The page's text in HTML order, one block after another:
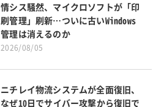
情シス騒然、マイクロソフトが「印
刷管理」刷新…ついに古いWindows
管理は消えるのか
2026/08/05
ニチレイ物流システムが全面復旧、
なぜ10日でサイバー攻撃から復旧で